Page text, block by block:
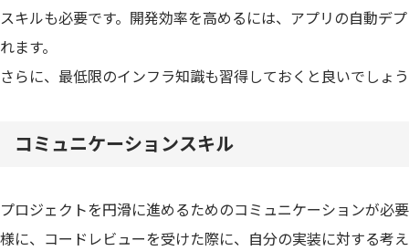
スキルも必要です。開発効率を高めるには、アプリの自動デ
れます。
さらに、最低限のインフラ知識も習得しておくと良いでしょ
コミュニケーションスキル
プロジェクトを円滑に進めるためのコミュニケーションが必
様に、コードレビューを受けた際に、自分の実装に対する考